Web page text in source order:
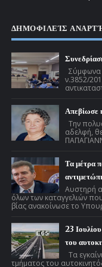
ΔΗΜΟΦΙΛΕΊΣ
Σύμφωνα
ν.3852/
Απεβίωσε
Την
αδελφή,
Τα μέτρα
Αυστηρή
όλων των καταγγελιών
βίας ανακοίνωσε το
23
του
Τα
τμήματος του